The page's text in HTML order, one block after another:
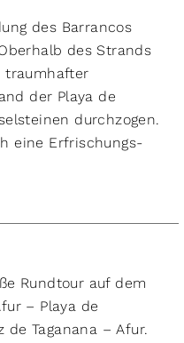
des Barrancos
des Strands
traumhafter
der Playa de
durchzogen.
eine Erfrischungs-
Rundtour auf dem
– Playa de
de Taganana – Afur.